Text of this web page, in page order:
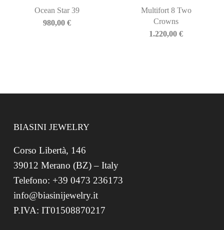
Ocean Star 39
980,00 €
Multifort 8 Two
Crowns
1.220,00€
BIASINI JEWELRY
Corso Libertà, 146
39012 Merano (BZ) – Italy
Telefono: +39 0473 236173
info@biasinijewelry.it
P.IVA: IT01508870217